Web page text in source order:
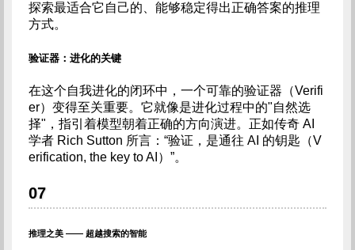
探索最适合它自己的、能够稳定得出正确答案的推理
方式。
验证器：进化的关键
在这个自我进化的闭环中，一个可靠的验证器（Verifi
er）变得至关重要。它就像是进化过程中的"自然选
择"，指引着模型朝着正确的方向演进。正如传奇 AI
学者 Rich Sutton 所言：“验证，是通往 AI 的钥匙（V
erification, the key to AI）”。
07
推理之美 —— 超越搜索的智能